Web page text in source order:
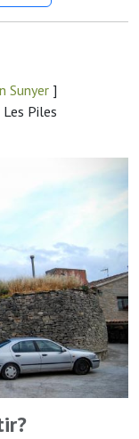
Sunyer ]
Piles